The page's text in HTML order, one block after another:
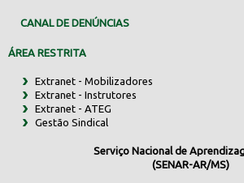
CANAL DE DENÚNCIAS
ÁREA RESTRITA
Extranet - Mobilizadores
Extranet - Instrutores
Extranet - ATEG
Gestão Sindical
Serviço Nacional de
(SENAR-AR/MS)